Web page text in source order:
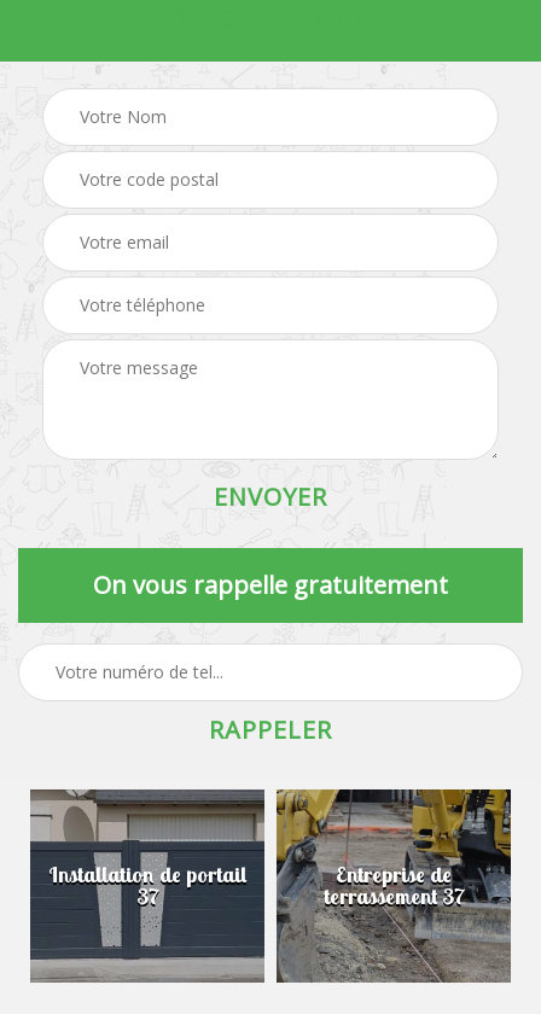
On vous rappelle gratuitement
Installation de portail
37
Entreprise de
terrassement 37